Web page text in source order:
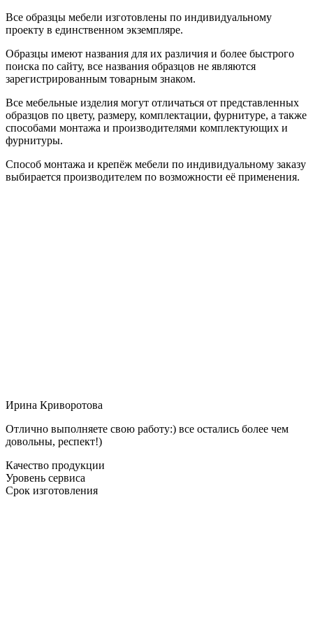
Все образцы мебели изготовлены по индивидуальному
проекту в единственном экземпляре.
Образцы имеют названия для их различия и более быстрого
поиска по сайту, все названия образцов не являются
зарегистрированным товарным знаком.
Все мебельные изделия могут отличаться от представленных
образцов по цвету, размеру, комплектации, фурнитуре, а также
способами монтажа и производителями комплектующих и
фурнитуры.
Способ монтажа и крепёж мебели по индивидуальному заказу
выбирается производителем по возможности её применения.
Ирина Криворотова
Отлично выполняете свою работу:) все остались более чем
довольны, респект!)
Качество продукции
Уровень сервиса
Срок изготовления